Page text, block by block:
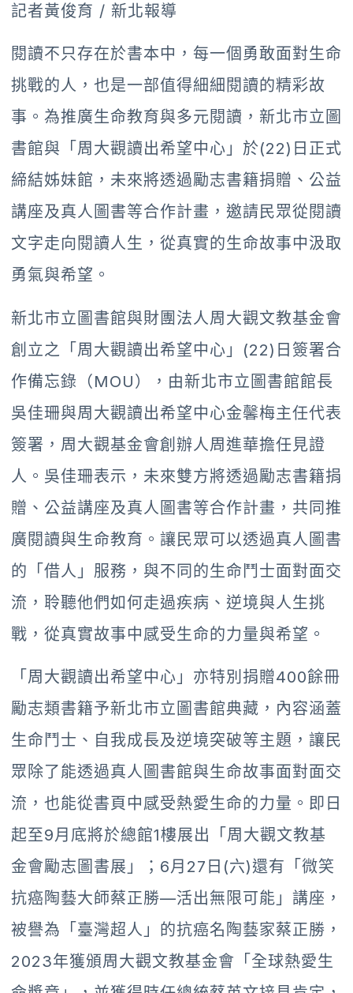
記者黃俊育 / 新北報導
閱讀不只存在於書本中，每一個勇敢面對生命
挑戰的人，也是一部值得細細閱讀的精彩故
事。為推廣生命教育與多元閱讀，新北市立圖
書館與「周大觀讀出希望中心」於(22)日正式
締結姊妹館，未來將透過勵志書籍捐贈、公益
講座及真人圖書等合作計畫，邀請民眾從閱讀
文字走向閱讀人生，從真實的生命故事中汲取
勇氣與希望。
新北市立圖書館與財團法人周大觀文教基金會
創立之「周大觀讀出希望中心」(22)日簽署合
作備忘錄（MOU），由新北市立圖書館館長
吳佳珊與周大觀讀出希望中心金馨梅主任代表
簽署，周大觀基金會創辦人周進華擔任見證
人。吳佳珊表示，未來雙方將透過勵志書籍捐
贈、公益講座及真人圖書等合作計畫，共同推
廣閱讀與生命教育。讓民眾可以透過真人圖書
的「借人」服務，與不同的生命鬥士面對面交
流，聆聽他們如何走過疾病、逆境與人生挑
戰，從真實故事中感受生命的力量與希望。
「周大觀讀出希望中心」亦特別捐贈400餘冊
勵志類書籍予新北市立圖書館典藏，內容涵蓋
生命鬥士、自我成長及逆境突破等主題，讓民
眾除了能透過真人圖書館與生命故事面對面交
流，也能從書頁中感受熱愛生命的力量。即日
起至9月底將於總館1樓展出「周大觀文教基
金會勵志圖書展」；6月27日(六)還有「微笑
抗癌陶藝大師蔡正勝—活出無限可能」講座，
被譽為「臺灣超人」的抗癌名陶藝家蔡正勝，
2023年獲頒周大觀文教基金會「全球熱愛生